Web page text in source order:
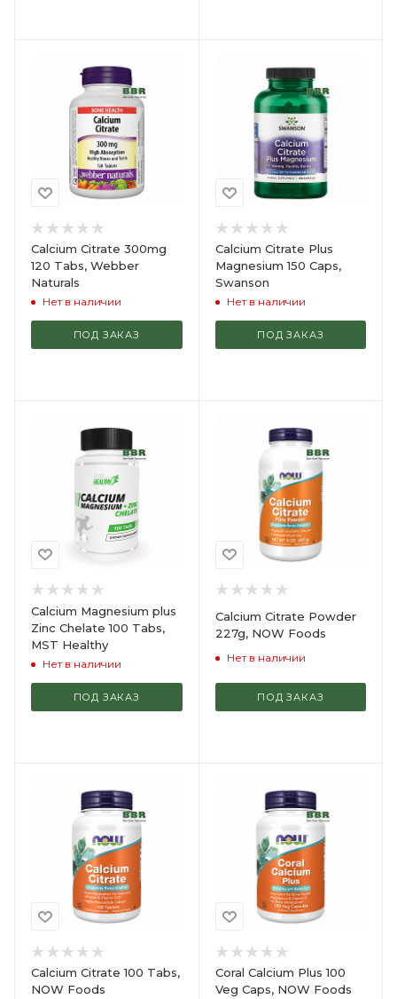
Calcium Citrate 300mg
120 Tabs, Webber
Naturals
Нет в наличии
ПОД ЗАКАЗ
Calcium Citrate Plus
Magnesium 150 Caps,
Swanson
Нет в наличии
ПОД ЗАКАЗ
Calcium Magnesium plus
Zinc Chelate 100 Tabs,
MST Healthy
Нет в наличии
ПОД ЗАКАЗ
Calcium Citrate Powder
227g, NOW Foods
Нет в наличии
ПОД ЗАКАЗ
Calcium Citrate 100 Tabs,
NOW Foods
Coral Calcium Plus 100
Veg Caps, NOW Foods